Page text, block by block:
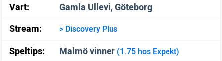
Vart:
Gamla Ullevi, Göteborg
Stream:
> Discovery Plus
Speltips: Malmö vinner (1.75 hos Expekt)